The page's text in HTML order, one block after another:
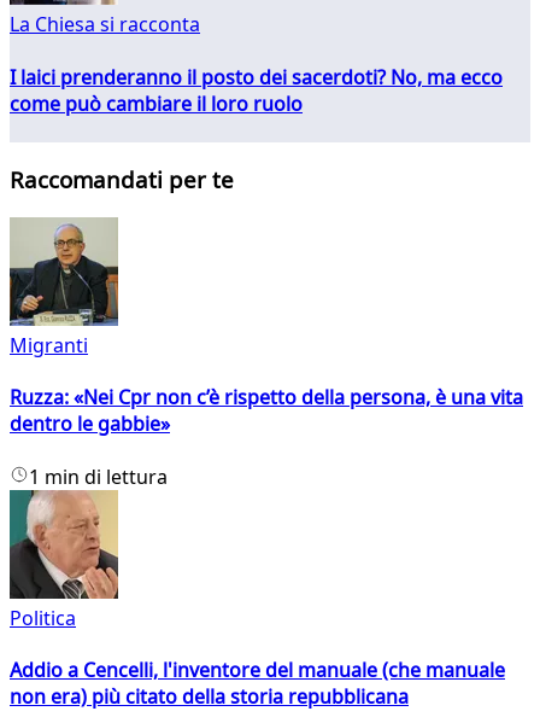
La Chiesa si racconta
I laici prenderanno il posto dei sacerdoti? No, ma ecco
come può cambiare il loro ruolo
Raccomandati per te
Migranti
Ruzza: «Nei Cpr non c’è rispetto della persona, è una vita
dentro le gabbie»
1 min di lettura
Politica
Addio a Cencelli, l'inventore del manuale (che manuale
non era) più citato della storia repubblicana